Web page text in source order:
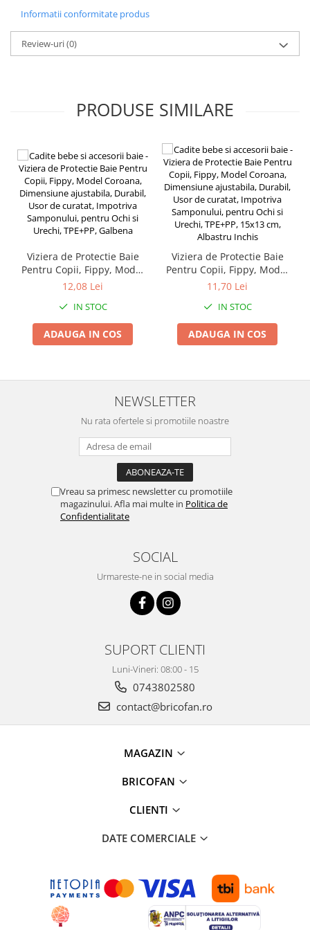
Instalatii Craciun 220V
Instalatii cu baterii
Instalatii de Craciun
Instalatii perdea
Instalatii Solare
Instalatii turturi-franjuri
Liniare 220V
Perdea 220V
Plasa 220V
Diverse pentru casa si camping
Balamale si zavoare
Accesorii litiere
Aparate de Masaj
Articole si accesorii birou
Storcatoare / Blendere
Mobilier camping
Informatii conformitate produs
Review-uri(0)
PRODUSE SIMILARE
Viziera de Protectie Baie
Pentru Copii, Fippy, Model
Coroana, Dimensiune
curatat, Impotriva
Samponului, pentru Ochi si
Urechi, TPE+PP, Galbena
12,08 Lei
IN STOC
ADAUGA IN COS
Viziera de Protectie Baie
Pentru Copii, Fippy, Model
Coroana, Dimensiune
curatat, Impotriva
Samponului, pentru Ochi si
Urechi, TPE+PP, 15x13 cm,
Albastru Inchis
11,70 Lei
IN STOC
ADAUGA IN COS
NEWSLETTER
Nu rata ofertele si promotiile noastre
Vreau sa primesc newsletter cu promotiile
magazinului. Afla mai multe in Politica de
Confidentialitate
SOCIAL
Urmareste-ne in social media
SUPORT CLIENTI
Luni-Vineri: 08:00 - 15
0743802580
contact@bricofan.ro
MAGAZIN
BRICOFAN
CLIENTI
DATE COMERCIALE